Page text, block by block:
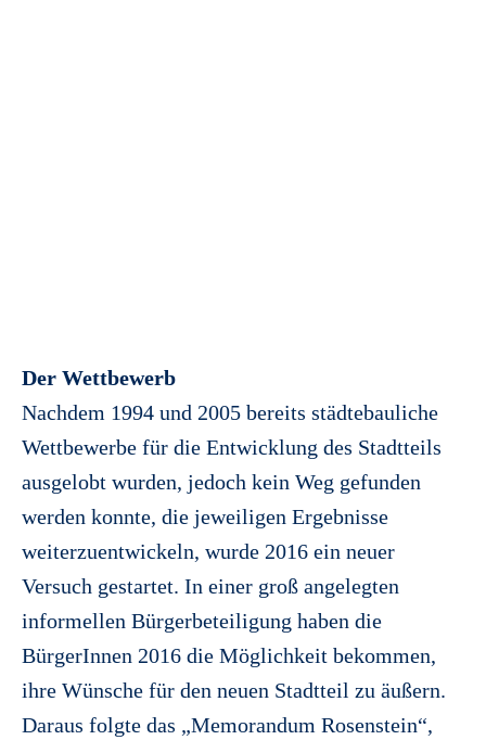
Der Wettbewerb
Nachdem 1994 und 2005 bereits städtebauliche
Wettbewerbe für die Entwicklung des Stadtteils
ausgelobt wurden, jedoch kein Weg gefunden
werden konnte, die jeweiligen Ergebnisse
weiterzuentwickeln, wurde 2016 ein neuer
Versuch gestartet. In einer groß angelegten
informellen Bürgerbeteiligung haben die
BürgerInnen 2016 die Möglichkeit bekommen,
ihre Wünsche für den neuen Stadtteil zu äußern.
Daraus folgte das „Memorandum Rosenstein“,